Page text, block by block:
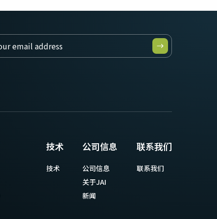
技术
技术
公司信息
公司信息
关于JAI
新闻
联系我们
联系我们